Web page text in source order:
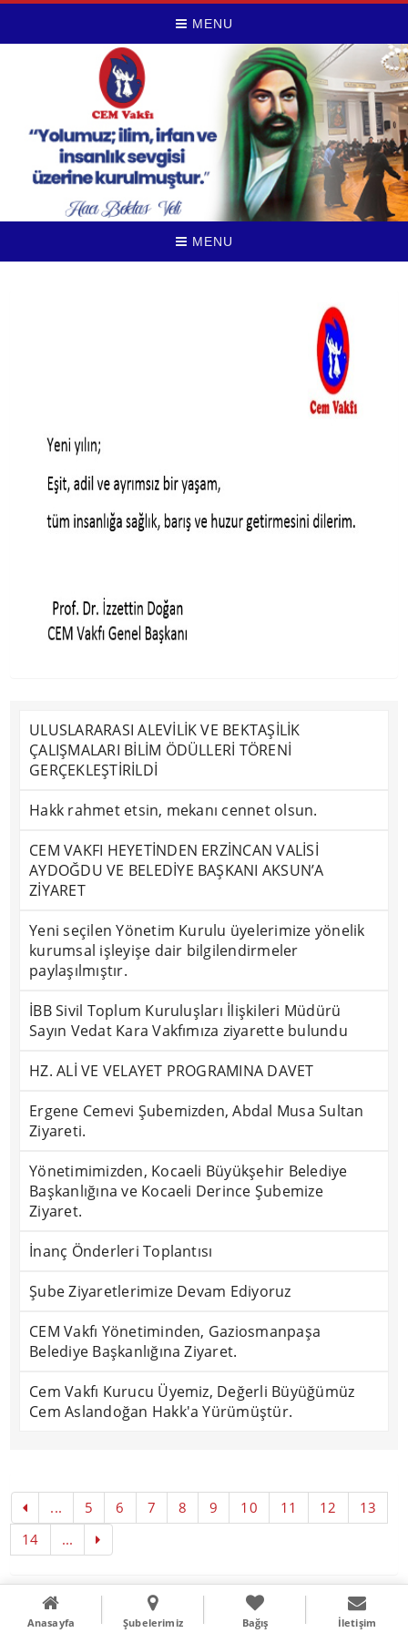
MENU
MENU
ULUSLARARASI ALEVİLİK VE BEKTAŞİLİK
ÇALIŞMALARI BİLİM ÖDÜLLERİ TÖRENİ
GERÇEKLEŞTİRİLDİ
Hakk rahmet etsin, mekanı cennet olsun.
CEM VAKFI HEYETİNDEN ERZİNCAN VALİSİ
AYDOĞDU VE BELEDİYE BAŞKANI AKSUN’A
ZİYARET
Yeni seçilen Yönetim Kurulu üyelerimize yönelik
kurumsal işleyişe dair bilgilendirmeler
paylaşılmıştır.
İBB Sivil Toplum Kuruluşları İlişkileri Müdürü
Sayın Vedat Kara Vakfımıza ziyarette bulundu
HZ. ALİ VE VELAYET PROGRAMINA DAVET
Ergene Cemevi Şubemizden, Abdal Musa Sultan
Ziyareti.
Yönetimimizden, Kocaeli Büyükşehir Belediye
Başkanlığına ve Kocaeli Derince Şubemize
Ziyaret.
İnanç Önderleri Toplantısı
Şube Ziyaretlerimize Devam Ediyoruz
CEM Vakfı Yönetiminden, Gaziosmanpaşa
Belediye Başkanlığına Ziyaret.
Cem Vakfı Kurucu Üyemiz, Değerli Büyüğümüz
Cem Aslandoğan Hakk'a Yürümüştür.
... 5 6 7 8 9 10 11 12
13
14
...
Copyright © 2016 Literal Webdizayn
Anasayfa Şubelerimiz Bağış İletişim